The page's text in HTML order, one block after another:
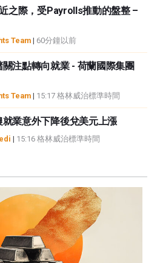
之際，受Payrolls推動的盤整 –
Team | 60分鐘以前
注點轉向就業 - 荷蘭國際集團
Team | 15:17 格林威治標準時間
業意外下降後兌美元上漲
| 15:16 格林威治標準時間